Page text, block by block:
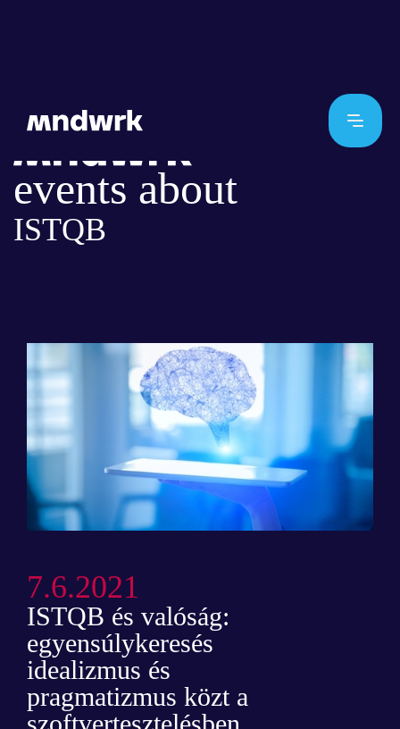
events about
ISTQB
7.6.2021
ISTQB és valóság:
egyensúlykeresés
idealizmus és
pragmatizmus közt a